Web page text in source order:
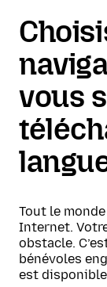
vous
Tout le
Internet.
obstacle.
bénévoles
est